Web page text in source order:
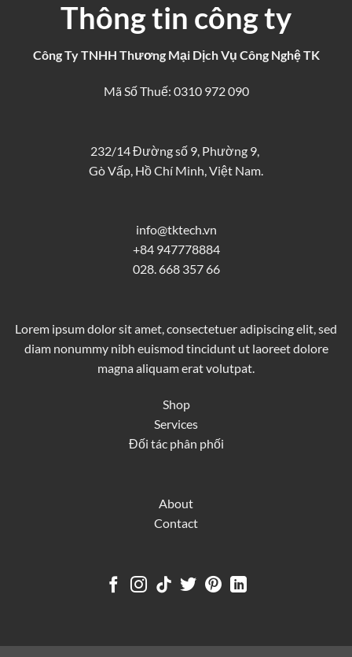
Thông tin công ty
Công Ty TNHH Thương Mại Dịch Vụ Công Nghệ TK
Mã Số Thuế: 0310 972 090
232/14 Đường số 9, Phường 9,
Gò Vấp, Hồ Chí Minh, Việt Nam.
info@tktech.vn
+84 947778884
028. 668 357 66
Lorem ipsum dolor sit amet, consectetuer adipiscing elit, sed
diam nonummy nibh euismod tincidunt ut laoreet dolore
magna aliquam erat volutpat.
Shop
Services
Đối tác phân phối
About
Contact